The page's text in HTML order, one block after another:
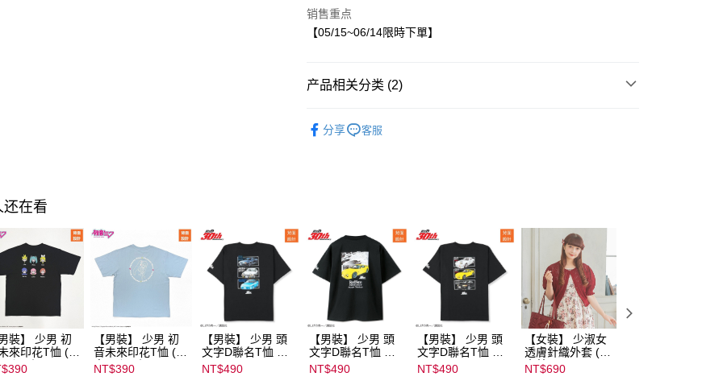
街口支付
付款後全家取貨
宅配
每笔NT$80，满NT$1,500(含以上)免运费
销售重点
【05/15~06/14限時下單】
产品相关分类 (2)
分享 客服
还在看
裝】 少男 初
來印花T恤 (初
ク) ｜
【男裝】 少男 初
音未來印花T恤 (初
音ミク) ｜
08022B01232000
NT$390
【男裝】 少男 頭
文字D聯名T恤 ｜
07102B01232000
15439
NT$490
【男裝】 少男 頭
文字D聯名T恤 ｜
07102B01232000
15434
NT$490
【男裝】 少男 頭
文字D聯名T恤 ｜
07102B01232000
15437
NT$490
【女裝】 少淑女
透膚針織外套 (青
木美沙子m♡petit
by misako)｜
NT$690